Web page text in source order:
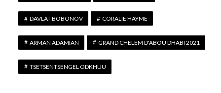
DAVLAT BOBONOV CORALIE HAYME
ARMAN ADAMIAN GRAND CHELEM D'ABOU DHABI 2021
TSETSENTSENGEL ODKHUU